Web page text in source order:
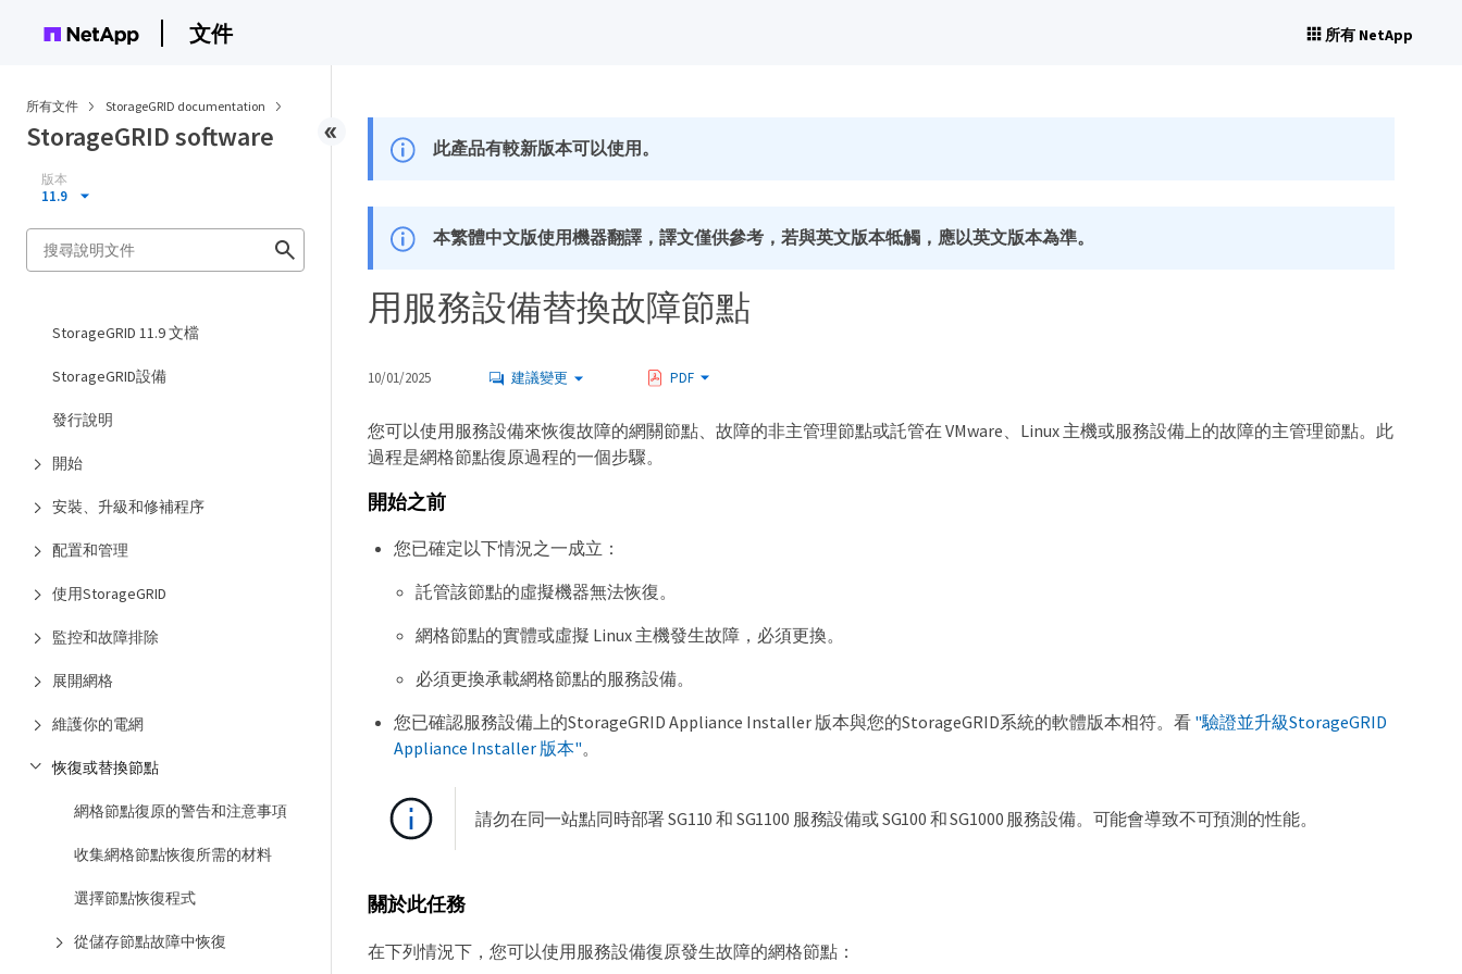
文件 所有 NetApp
所有文件 StorageGRID documentation
StorageGRID software
版本
11.9
StorageGRID 11.9 文檔
StorageGRID設備
發行說明
開始
安裝、升級和修補程序
配置和管理
使用StorageGRID
監控和故障排除
展開網格
維護你的電網
恢復或替換節點
網格節點復原的警告和注意事項
收集網格節點恢復所需的材料
選擇節點恢復程式
從儲存節點故障中恢復
此產品有較新版本可以使用。
本繁體中文版使用機器翻譯，譯文僅供參考，若與英文版本牴觸，應以英文版本為準。
用服務設備替換故障節點
10/01/2025 建議變更 PDF
您可以使用服務設備來恢復故障的網關節點、故障的非主管理節點或託管在 VMware、Linux 主機或服務設備上的故障的主管理節點。此
過程是網格節點復原過程的一個步驟。
開始之前
您已確定以下情況之一成立：
託管該節點的虛擬機器無法恢復。
網格節點的實體或虛擬 Linux 主機發生故障，必須更換。
必須更換承載網格節點的服務設備。
您已確認服務設備上的StorageGRID Appliance Installer 版本與您的StorageGRID系統的軟體版本相符。看 "驗證並升級StorageGRID
Appliance Installer 版本"。
請勿在同一站點同時部署 SG110 和 SG1100 服務設備或 SG100 和 SG1000 服務設備。可能會導致不可預測的性能。
關於此任務
在下列情況下，您可以使用服務設備復原發生故障的網格節點：